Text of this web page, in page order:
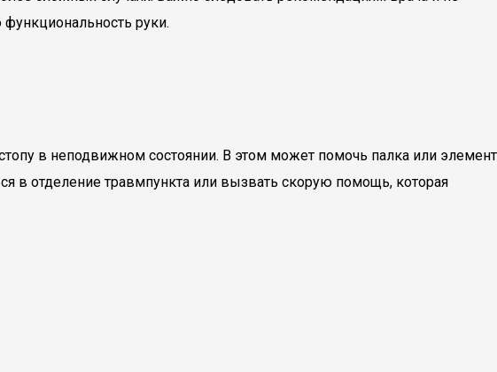
руки.
в неподвижном состоянии. В этом может помочь палка или элемент
в отделение травмпункта или вызвать скорую помощь, которая